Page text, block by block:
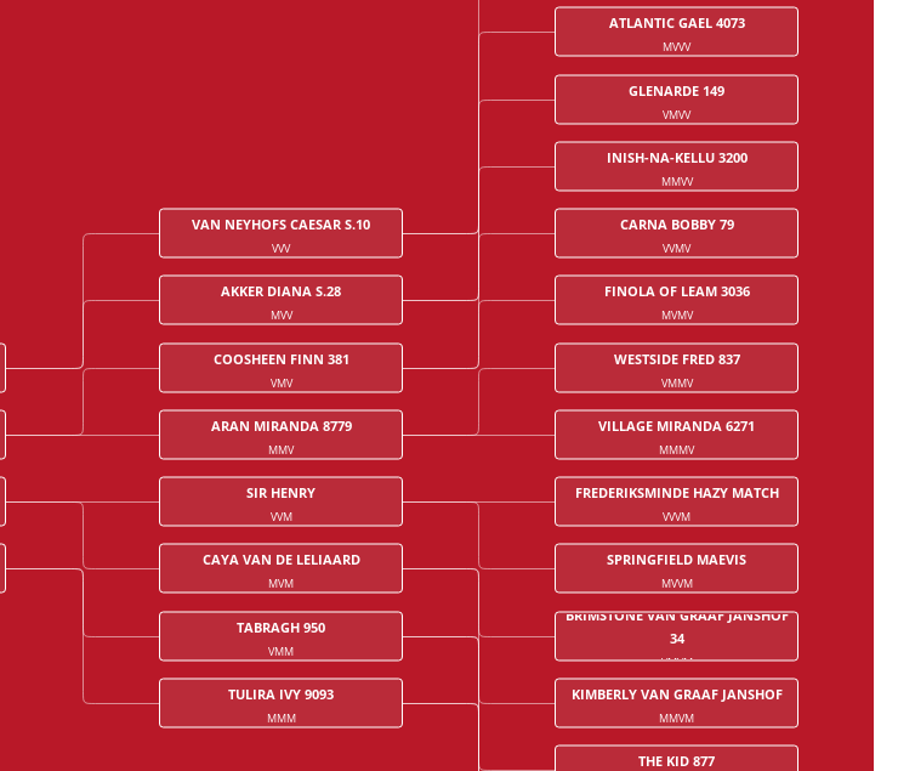
VAN NEYHOFS CAESAR S.10
VVV
AKKER DIANA S.28
MVV
COOSHEEN FINN 381
VMV
ARAN MIRANDA 8779
MMV
SIR HENRY
VVM
CAYA VAN DE LELIAARD
MVM
TABRAGH 950
VMM
TULIRA IVY 9093
MMM
ATLANTIC GAEL 4073
MVVV
GLENARDE 149
VMVV
INISH-NA-KELLU 3200
MMVV
CARNA BOBBY 79
VVMV
FINOLA OF LEAM 3036
MVMV
WESTSIDE FRED 837
VMMV
VILLAGE MIRANDA 6271
MMMV
FREDERIKSMINDE HAZY MATCH
VVVM
SPRINGFIELD MAEVIS
MVVM
BRIMSTONE VAN GRAAF JANSHOF
34
VMVM
KIMBERLY VAN GRAAF JANSHOF
MMVM
THE KID 877